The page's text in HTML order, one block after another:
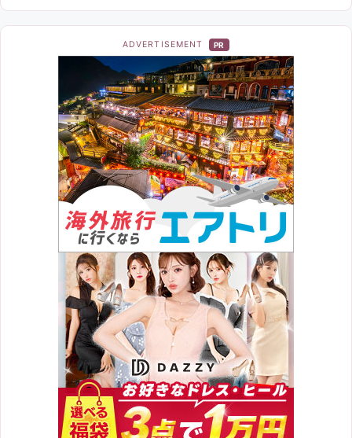
ADVERTISEMENT PR